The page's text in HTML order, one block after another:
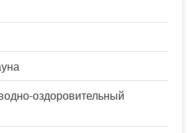
оздоровительный